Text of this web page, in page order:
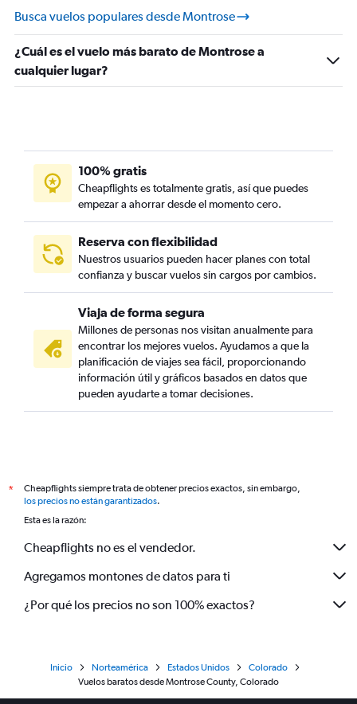
Busca vuelos populares desde Montrose
¿Cuál es el vuelo más barato de Montrose a
cualquier lugar?
100% gratis
Cheapflights es totalmente gratis, así que puedes
empezar a ahorrar desde el momento cero.
Reserva con flexibilidad
Nuestros usuarios pueden hacer planes con total
confianza y buscar vuelos sin cargos por cambios.
Viaja de forma segura
Millones de personas nos visitan anualmente para
encontrar los mejores vuelos. Ayudamos a que la
planificación de viajes sea fácil, proporcionando
información útil y gráficos basados en datos que
pueden ayudarte a tomar decisiones.
*
Cheapflights siempre trata de obtener precios exactos, sin embargo,
los precios no están garantizados.
Esta es la razón:
Cheapflights no es el vendedor.
Agregamos montones de datos para ti
¿Por qué los precios no son 100% exactos?
Inicio Norteamérica Estados Unidos
Colorado
Vuelos baratos desde Montrose County, Colorado